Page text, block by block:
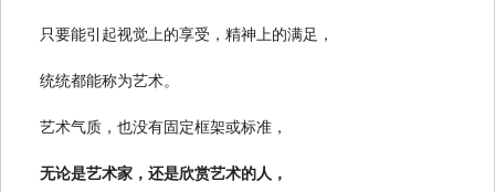
只要能引起视觉上的享受，精神上的满足，
统统都能称为艺术。
艺术气质，也没有固定框架或标准，
无论是艺术家，还是欣赏艺术的人，